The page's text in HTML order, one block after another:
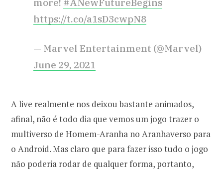
https://t.co/a1sD3cwpN8
— Marvel Entertainment (@Marvel)
June 29, 2021
A live realmente nos deixou bastante animados,
afinal, não é todo dia que vemos um jogo trazer o
multiverso de Homem-Aranha no Aranhaverso para
o Android. Mas claro que para fazer isso tudo o jogo
não poderia rodar de qualquer forma, portanto,